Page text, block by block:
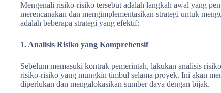
Mengenali risiko-risiko tersebut adalah langkah awal yang
merencanakan dan mengimplementasikan strategi untuk
adalah beberapa strategi yang efektif:
1. Analisis Risiko yang Komprehensif
Sebelum memasuki kontrak pemerintah, lakukan analisis
risiko-risiko yang mungkin timbul selama proyek. Ini akan
diperlukan dan mengalokasikan sumber daya dengan bijak.